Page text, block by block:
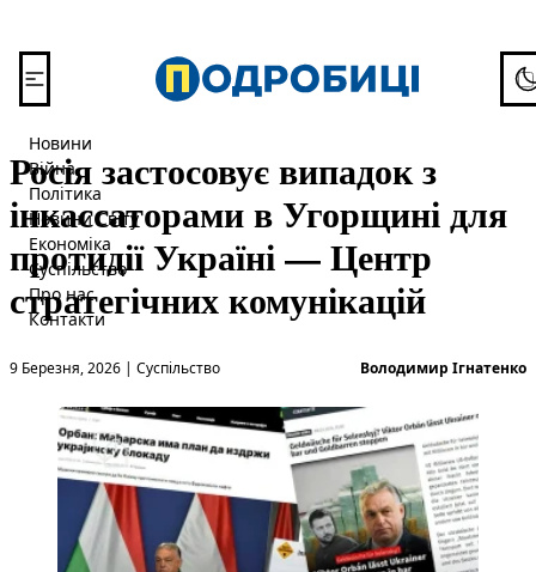
Новини
Війна
Політика
Новини Світу
Економіка
Суспільство
Про нас
Контакти
Росія застосовує випадок з
інкассаторами в Угорщині для
протидії Україні — Центр
стратегічних комунікацій
9 Березня, 2026 |
Опубліковано вСуспільство Володимир Ігнатенко